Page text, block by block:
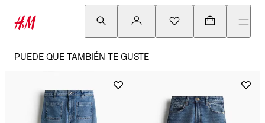
PUEDE QUE TAMBIÉN TE GUSTE